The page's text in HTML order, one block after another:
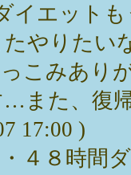
イエット
やりたい
こみあ
…また、復
17:00 )
４８時間